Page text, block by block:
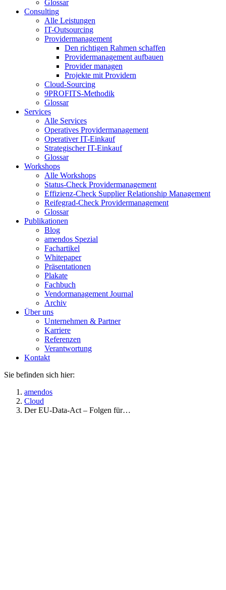
Glossar
Consulting
Alle Leistungen
IT-Outsourcing
Providermanagement
Den richtigen Rahmen schaffen
Providermanagement aufbauen
Provider managen
Projekte mit Providern
Cloud-Sourcing
9PROFITS-Methodik
Glossar
Services
Alle Services
Operatives Providermanagement
Operativer IT-Einkauf
Strategischer IT-Einkauf
Glossar
Workshops
Alle Workshops
Status-Check Providermanagement
Effizienz-Check Supplier Relationship Management
Reifegrad-Check Providermanagement
Glossar
Publikationen
Blog
amendos Spezial
Fachartikel
Whitepaper
Präsentationen
Plakate
Fachbuch
Vendormanagement Journal
Archiv
Über uns
Unternehmen & Partner
Karriere
Referenzen
Verantwortung
Kontakt
Sie befinden sich hier:
amendos
Cloud
Der EU-Data-Act – Folgen für…